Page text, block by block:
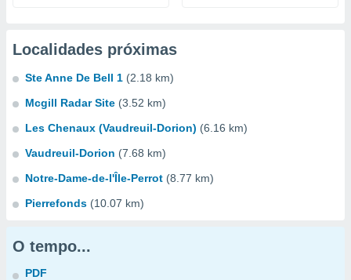
Localidades próximas
Ste Anne De Bell 1 (2.18 km)
Mcgill Radar Site (3.52 km)
Les Chenaux (Vaudreuil-Dorion) (6.16 km)
Vaudreuil-Dorion (7.68 km)
Notre-Dame-de-l'Île-Perrot (8.77 km)
Pierrefonds (10.07 km)
O tempo...
PDF